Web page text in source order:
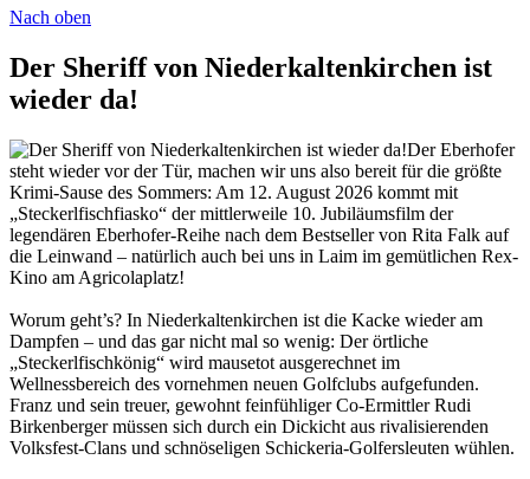
Nach oben
Der Sheriff von Niederkaltenkirchen ist
wieder da!
Der Eberhofer
steht wieder vor der Tür, machen wir uns also bereit für die größte
Krimi-Sause des Sommers: Am 12. August 2026 kommt mit
„Steckerlfischfiasko“ der mittlerweile 10. Jubiläumsfilm der
legendären Eberhofer-Reihe nach dem Bestseller von Rita Falk auf
die Leinwand – natürlich auch bei uns in Laim im gemütlichen Rex-
Kino am Agricolaplatz!
Worum geht’s? In Niederkaltenkirchen ist die Kacke wieder am
Dampfen – und das gar nicht mal so wenig: Der örtliche
„Steckerlfischkönig“ wird mausetot ausgerechnet im
Wellnessbereich des vornehmen neuen Golfclubs aufgefunden.
Franz und sein treuer, gewohnt feinfühliger Co-Ermittler Rudi
Birkenberger müssen sich durch ein Dickicht aus rivalisierenden
Volksfest-Clans und schnöseligen Schickeria-Golfersleuten wühlen.